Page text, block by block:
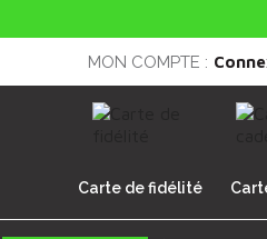
MON COMPTE :
Carte de fidélité